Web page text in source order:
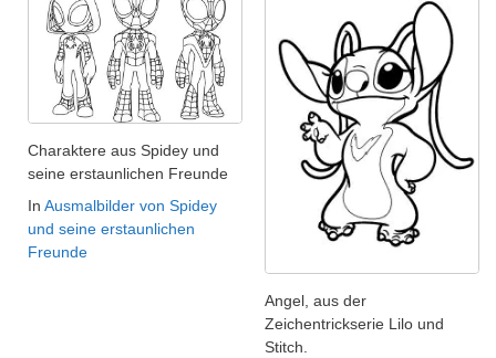
Charaktere aus Spidey und
seine erstaunlichen Freunde
In Ausmalbilder von Spidey
und seine erstaunlichen
Freunde
Angel, aus der
Zeichentrickserie Lilo und
Stitch.